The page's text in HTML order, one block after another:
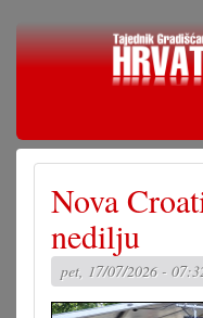
Skoči
Nova
nedilju
pet, 17/07/2026 -